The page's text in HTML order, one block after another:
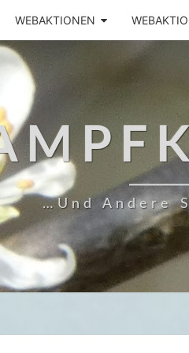
WEBAKTIONEN
…und Andere